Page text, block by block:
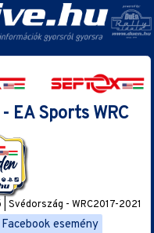
EA Sports WRC
Svédország - WRC2017-2021
Facebook esemény